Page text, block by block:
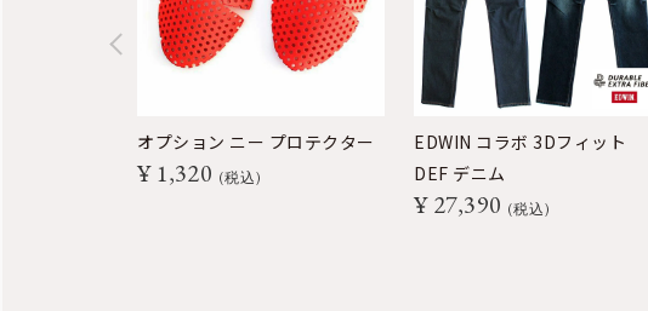
オプション ニー プロテクター
¥ 1,320 税込
EDWIN コラボ 3Dフィット
DEF デニム
¥ 27,390 税込